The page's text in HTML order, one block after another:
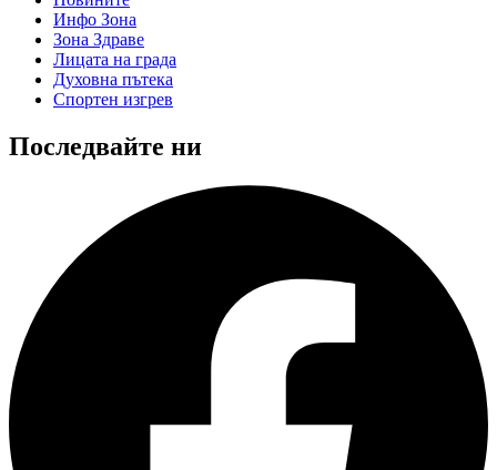
Инфо Зона
Зона Здраве
Лицата на града
Духовна пътека
Спортен изгрев
Последвайте ни